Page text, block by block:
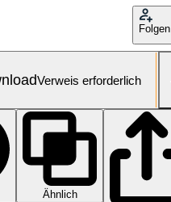
Folgen
Verweis erforderlich
Ähnlich